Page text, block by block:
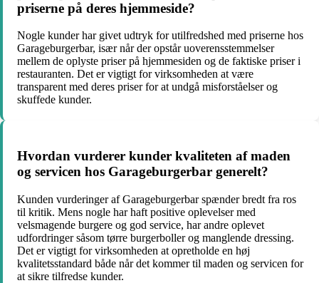
priserne på deres hjemmeside?
Nogle kunder har givet udtryk for utilfredshed med priserne hos
Garageburgerbar, især når der opstår uoverensstemmelser
mellem de oplyste priser på hjemmesiden og de faktiske priser i
restauranten. Det er vigtigt for virksomheden at være
transparent med deres priser for at undgå misforståelser og
skuffede kunder.
Hvordan vurderer kunder kvaliteten af maden
og servicen hos Garageburgerbar generelt?
Kunden vurderinger af Garageburgerbar spænder bredt fra ros
til kritik. Mens nogle har haft positive oplevelser med
velsmagende burgere og god service, har andre oplevet
udfordringer såsom tørre burgerboller og manglende dressing.
Det er vigtigt for virksomheden at opretholde en høj
kvalitetsstandard både når det kommer til maden og servicen for
at sikre tilfredse kunder.